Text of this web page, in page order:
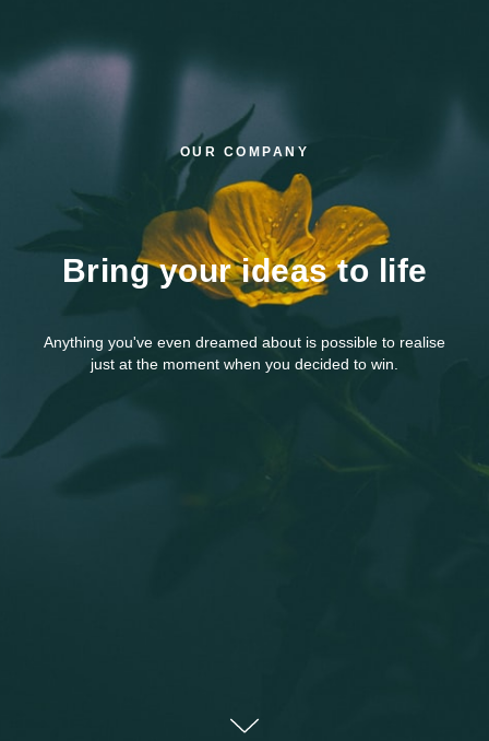
OUR COMPANY
Bring your ideas to life
Anything you've even dreamed about is possible to realise
just at the moment when you decided to win.